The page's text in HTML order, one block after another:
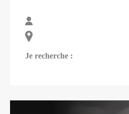
Je recherche :